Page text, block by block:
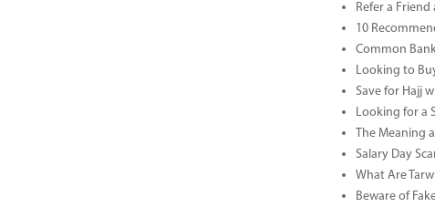
Refer a
10
Common
Looking to
Save for Hajj
Looking for a
The Meaning
Salary Day
What Are
Beware of